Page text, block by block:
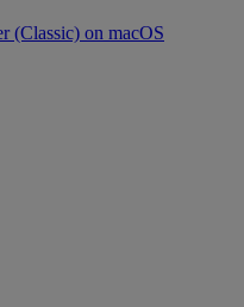
(Classic) on macOS